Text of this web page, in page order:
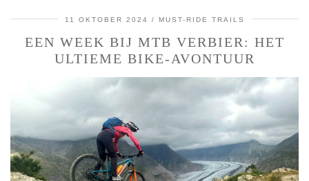
11 OKTOBER 2024 MUST-RIDE TRAILS
EEN WEEK BIJ MTB VERBIER: HET
ULTIEME BIKE-AVONTUUR